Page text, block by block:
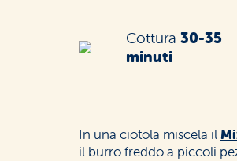
Cottura 30-35
minuti
In una ciotola miscela il
il burro freddo a piccoli